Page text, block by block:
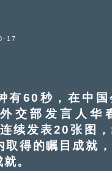
17
60秒，在中国
交部发言人华
续发表20张图，
取得的瞩目成就
。